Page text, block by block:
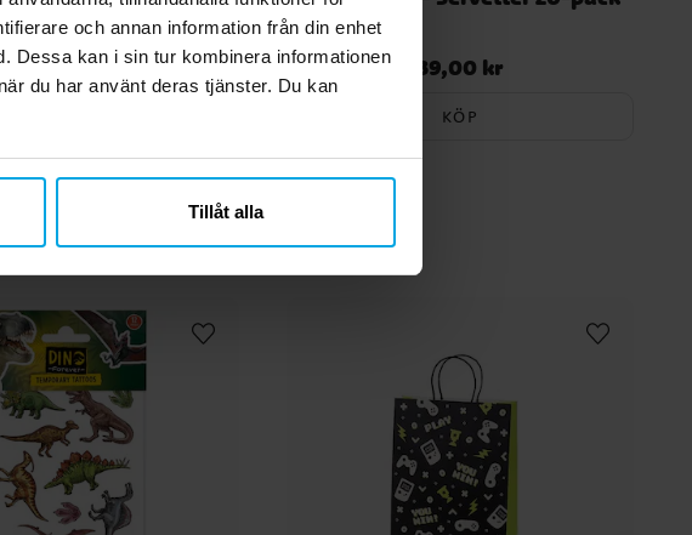
och annan information från din enhet
Dessa kan i sin tur kombinera informationen
du har använt deras tjänster. Du kan
Tillåt alla
Pris:12,00 kr
12,00 kr Pris:39,00 kr
39,00 kr
KÖP